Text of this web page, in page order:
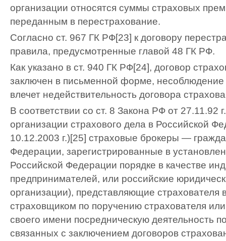
организации относятся суммы страховых
переданным в перестрахование.
Согласно ст. 967 ГК РФ[23] к договору
правила, предусмотренные главой 48 ГК РФ.
Как указано в ст. 940 ГК РФ[24], договор
заключен в письменной форме,
влечет недействительность договора
В соответствии со ст. 8 Закона РФ от
организации страхового дела в Российской
10.12.2003 г.)[25] страховые брокеры —
Федерации, зарегистрированные в
Российской Федерации порядке в качестве
предпринимателей, или российские
организации), представляющие страхователя
страховщиком по поручению страхователя
своего имени посредническую деятельность
связанных с заключением договоров